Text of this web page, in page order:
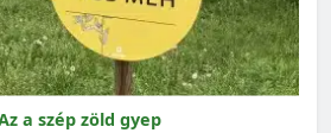
a szép zöld gyep